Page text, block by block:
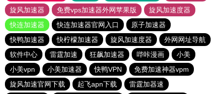
旋风加速器
免费vps加速器外网苹果版
旋风加速度器
快连加速器
快连加速器官网入口
原子加速器
快鸭加速器
快柠檬加速器 旋风加速度器
外网网址导航
软件中心
雷霆加速 狂飙加速器 哔咔漫画
小美
小美vpn
小美加速器 快鸭VPN
免费加速神器vpm
旋风加速官网下载
起飞apn下载
雷霆加器速